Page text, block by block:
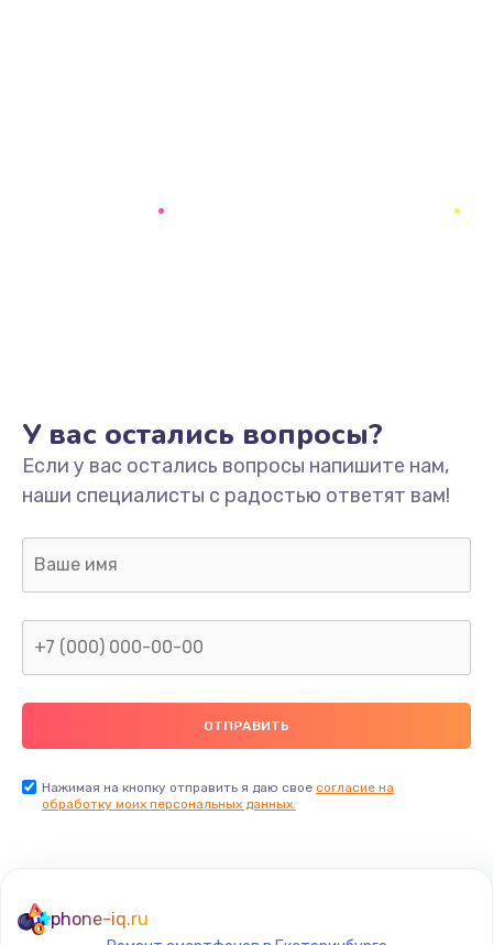
У вас остались вопросы?
Если у вас остались вопросы напишите нам,
наши специалисты с радостью ответят вам!
Нажимая на кнопку отправить я даю свое согласие на
обработку моих персональных данных.
phone-iq.ru